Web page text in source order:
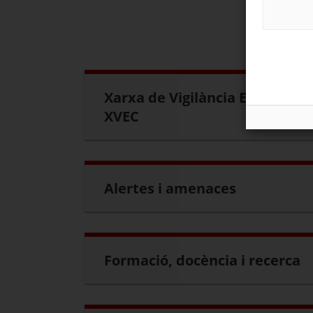
Xarxa de Vigilància
XVEC
Alertes i amenaces
Formació, docència i recerca